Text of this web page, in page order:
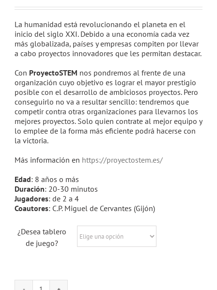
precios:
desde
25,00 €
hasta
30,00 €
La humanidad está revolucionando el planeta en el
inicio del siglo XXI. Debido a una economía cada vez
más globalizada, países y empresas compiten por llevar
a cabo proyectos innovadores que les permitan destacar.
Con ProyectoSTEM nos pondremos al frente de una
organización cuyo objetivo es lograr el mayor prestigio
posible con el desarrollo de ambiciosos proyectos. Pero
conseguirlo no va a resultar sencillo: tendremos que
competir contra otras organizaciones para llevarnos los
mejores proyectos. Solo quien contrate al mejor equipo y
lo emplee de la forma más eficiente podrá hacerse con
la victoria.
Más información en https://proyectostem.es/
Edad: 8 años o más
Duración: 20-30 minutos
Jugadores: de 2 a 4
Coautores: C.P. Miguel de Cervantes (Gijón)
¿Desea tablero
de juego?